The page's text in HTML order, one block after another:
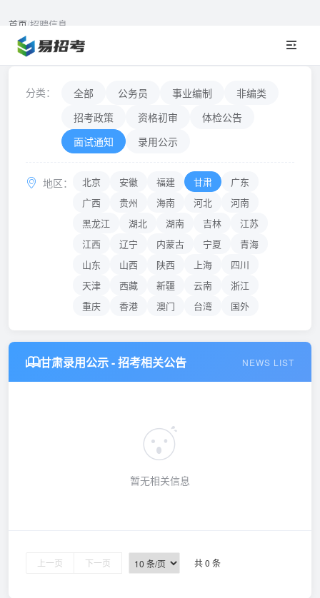
首页/招聘信息
招聘信息NEWS & ANNOUNCEMENTS
分类： 全部 公务员 事业编制
非编类
招考政策
资格初审
体检公告
面试通知
录用公示
地区： 北京 安徽 福建 甘肃
广东
广西
贵州 海南 河北
河南
黑龙江
湖北 湖南 吉林
江苏
江西
辽宁 内蒙古 宁夏
青海
山东
山西 陕西 上海
四川
天津
西藏 新疆 云南
浙江
重庆
香港 澳门 台湾 国外
甘肃录用公示 - 招考相关公告 NEWS LIST
暂无相关信息
上一页 下一页 共 0 条